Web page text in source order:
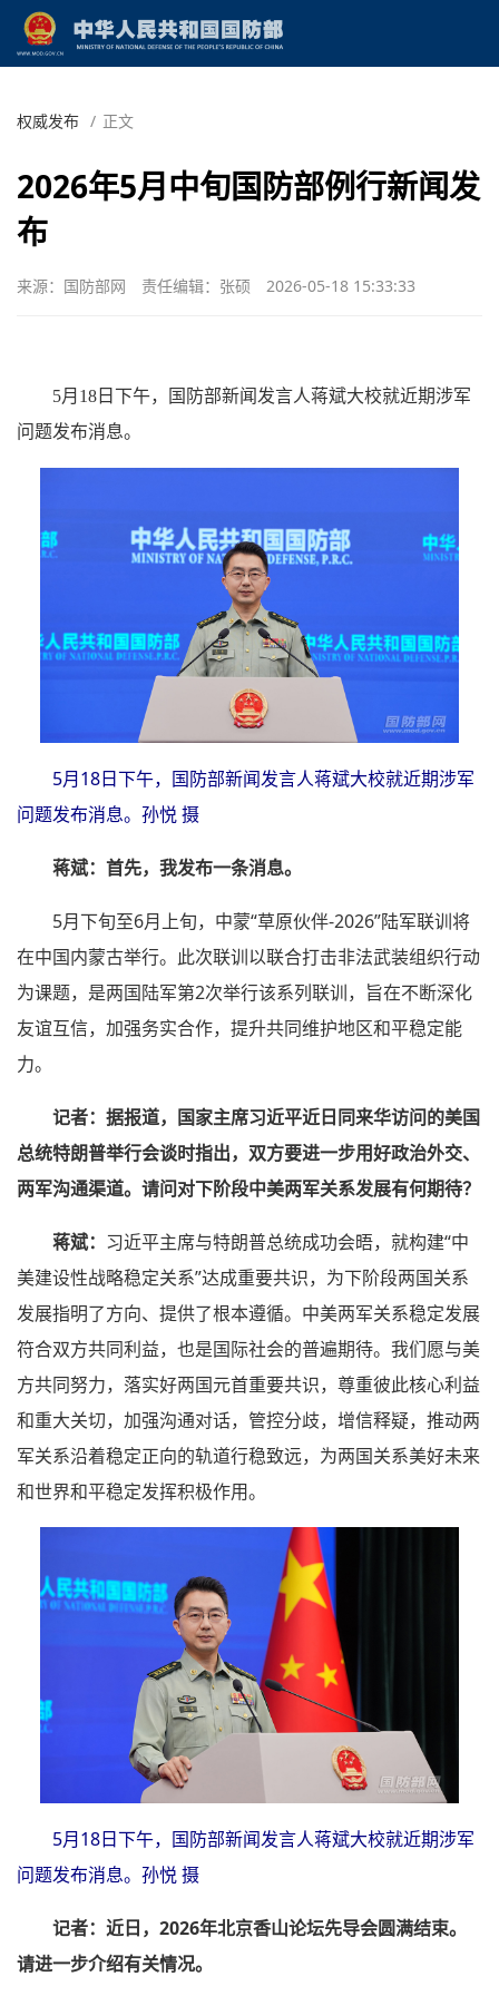
权威发布 / 正文
2026年5月中旬国防部例行新闻发
布
来源：国防部网 责任编辑：张硕 2026-05-18 15:33:33
5月18日下午，国防部新闻发言人蒋斌大校就近期涉军
问题发布消息。
5月18日下午，国防部新闻发言人蒋斌大校就近期涉军
问题发布消息。孙悦 摄
蒋斌：首先，我发布一条消息。
5月下旬至6月上旬，中蒙“草原伙伴-2026”陆军联训将
在中国内蒙古举行。此次联训以联合打击非法武装组织行动
为课题，是两国陆军第2次举行该系列联训，旨在不断深化
友谊互信，加强务实合作，提升共同维护地区和平稳定能
力。
记者：据报道，国家主席习近平近日同来华访问的美国
总统特朗普举行会谈时指出，双方要进一步用好政治外交、
两军沟通渠道。请问对下阶段中美两军关系发展有何期待？
蒋斌： 习近平主席与特朗普总统成功会晤，就构建“中
美建设性战略稳定关系”达成重要共识，为下阶段两国关系
发展指明了方向、提供了根本遵循。中美两军关系稳定发展
符合双方共同利益，也是国际社会的普遍期待。我们愿与美
方共同努力，落实好两国元首重要共识，尊重彼此核心利益
和重大关切，加强沟通对话，管控分歧，增信释疑，推动两
军关系沿着稳定正向的轨道行稳致远，为两国关系美好未来
和世界和平稳定发挥积极作用。
5月18日下午，国防部新闻发言人蒋斌大校就近期涉军
问题发布消息。孙悦 摄
记者：近日，2026年北京香山论坛先导会圆满结束。
请进一步介绍有关情况。